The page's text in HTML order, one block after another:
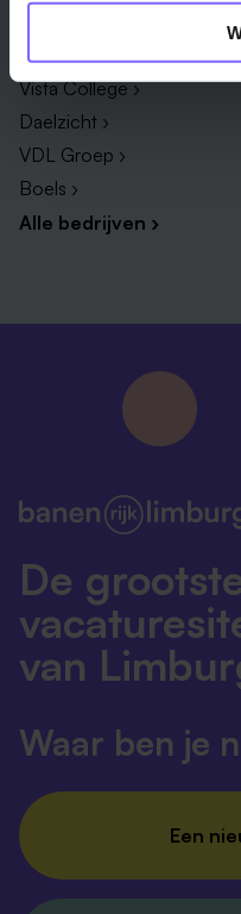
Zuyderland ›
Vista College ›
Daelzicht ›
VDL Groep ›
Boels ›
Alle bedrijven ›
De
van
Waar ben je
Een